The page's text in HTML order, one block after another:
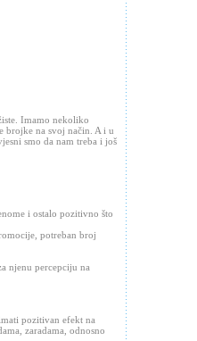
Imamo nekoliko
brojke na svoj način. A i u
smo da nam treba i još
i ostalo pozitivno što
potreban broj
njenu percepciju na
pozitivan efekt na
zaradama, odnosno